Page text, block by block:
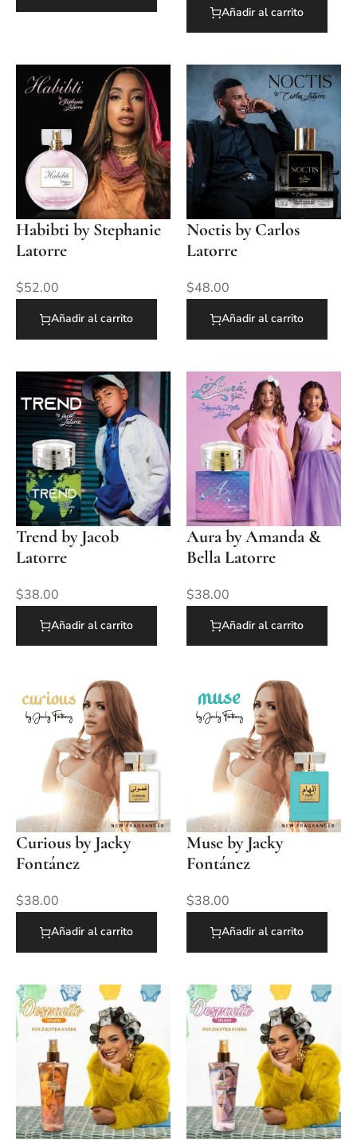
Añadir al carrito
Habibti by Stephanie
Latorre
$52.00
Añadir al carrito
Noctis by Carlos
Latorre
$48.00
Añadir al carrito
Trend by Jacob
Latorre
$38.00
Añadir al carrito
Aura by Amanda &
Bella Latorre
$38.00
Añadir al carrito
Curious by Jacky
Fontánez
$38.00
Añadir al carrito
Muse by Jacky
Fontánez
$38.00
Añadir al carrito